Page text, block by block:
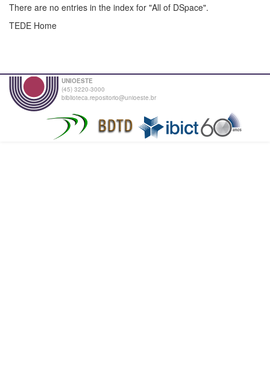
There are no entries in the index for "All of DSpace".
TEDE Home
UNIOESTE
(45) 3220-3000
biblioteca.repositorio@unioeste.br